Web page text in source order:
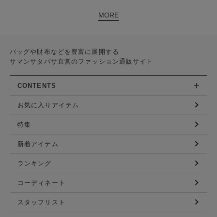
MORE
バッグや財布などを豊富に展開する
サマンサタバサ直営のファッション通販サイト
CONTENTS
お気に入りアイテム
特集
新着アイテム
ランキング
コーディネート
スタッフリスト